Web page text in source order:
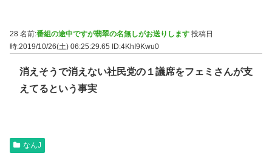
28 名前:番組の途中ですが翡翠の名無しがお送りします 投稿日
時:2019/10/26(土) 06:25:29.65
ID:4KhI9Kwu0
消えそうで消えない社民党の１議席をフェミさんが支
えてるという事実
なんJ